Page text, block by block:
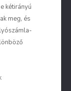
kétirányú
meg, és